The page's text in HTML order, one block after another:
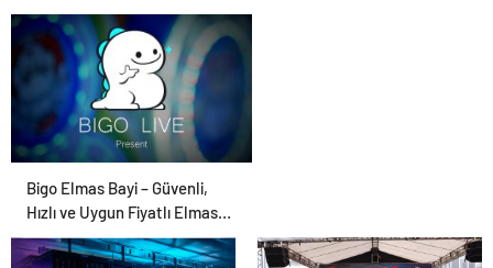
Yazılımı
Bigo Elmas Bayi – Güvenli,
Hızlı ve Uygun Fiyatlı Elmas
Satın Almanın Yeni Adresi